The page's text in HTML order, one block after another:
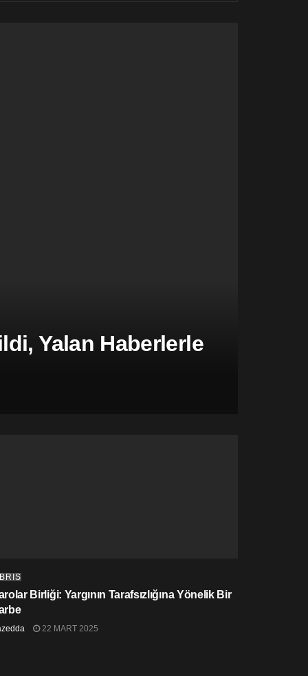
Yalan Haberlerle
Birliği: Yargının Tarafsızlığına Yönelik Bir
22 MART 2025